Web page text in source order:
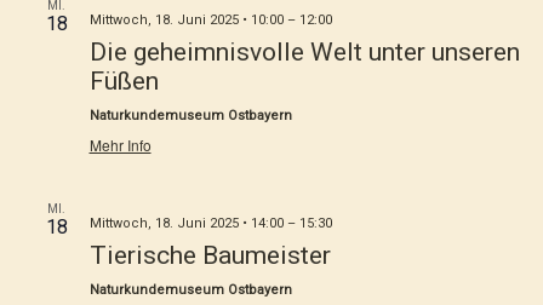
MI.
18 Mittwoch, 18. Juni 2025 • 10:00– 12:00
Die geheimnisvolle Welt unter unseren
Füßen
Naturkundemuseum Ostbayern
Mehr Info
MI.
18 Mittwoch, 18. Juni 2025 • 14:00– 15:30
Tierische Baumeister
Naturkundemuseum Ostbayern